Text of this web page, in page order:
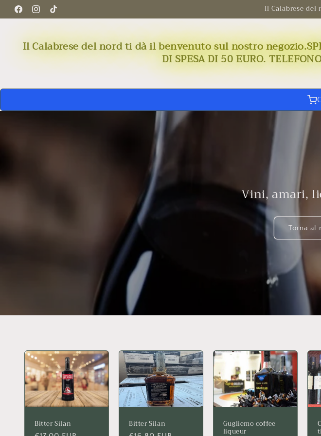
Skip to
content
FacebookInstagram
TikTok
Il Calabrese del
Il Calabrese del nord ti dà il benvenuto sul nostro
DI SPESA DI 50 EURO.
Vini, amari,
Torna al
Bitter Silan Bitter Silan Gugliemo coffee
liqueur